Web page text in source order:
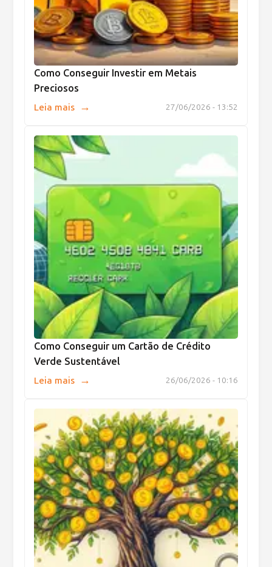
Como Conseguir Investir em Metais
Preciosos
27/06/2026 - 13:52
Leia mais →
Como Conseguir um Cartão de Crédito
Verde Sustentável
26/06/2026 - 10:16
Leia mais →